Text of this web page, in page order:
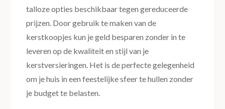
talloze opties beschikbaar tegen gereduceerde
prijzen. Door gebruik te maken van de
kerstkoopjes kun je geld besparen zonder in te
leveren op de kwaliteit en stijl van je
kerstversieringen. Het is de perfecte gelegenheid
om je huis in een feestelijke sfeer te hullen zonder
je budget te belasten.